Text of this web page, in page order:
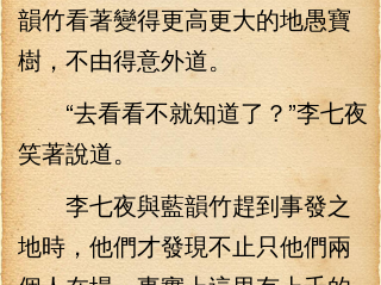
韻竹看著變得更高更大的地愚寶
樹，不由得意外道。
“去看看不就知道了？”李七夜
笑著說道。
李七夜與藍韻竹趕到事發之
地時，他們才發現不止只他們兩